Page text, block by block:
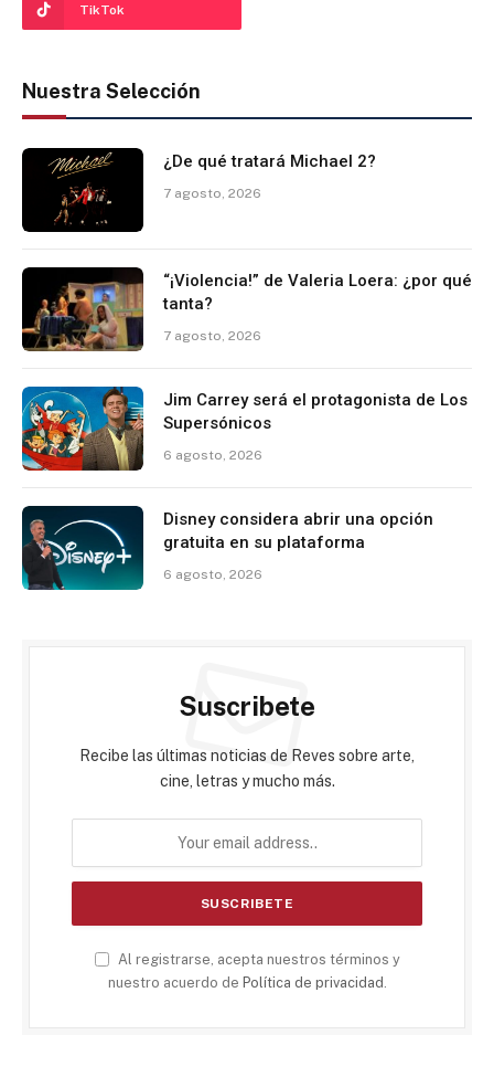
TikTok
Nuestra Selección
¿De qué tratará Michael 2?
7 agosto, 2026
“¡Violencia!” de Valeria Loera: ¿por qué
tanta?
7 agosto, 2026
Jim Carrey será el protagonista de Los
Supersónicos
6 agosto, 2026
Disney considera abrir una opción
gratuita en su plataforma
6 agosto, 2026
Suscribete
Recibe las últimas noticias de Reves sobre arte,
cine, letras y mucho más.
Al registrarse, acepta nuestros términos y
nuestro acuerdo de Política de privacidad .